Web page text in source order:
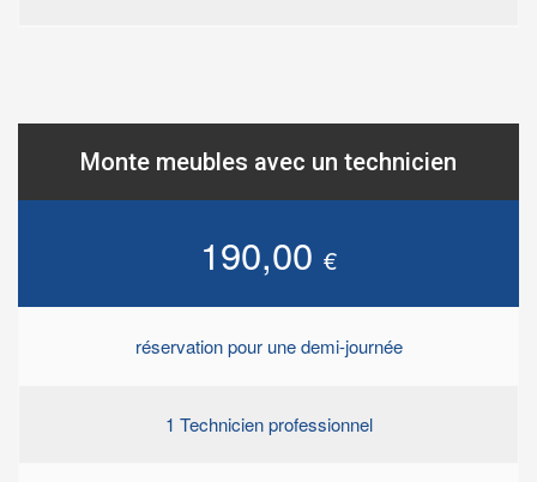
Monte meubles avec un technicien
190,00 €
réservation pour une demi-journée
1 Technicien professionnel